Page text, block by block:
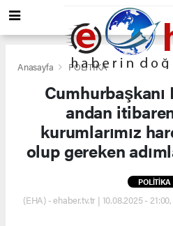
Anasayfa POLİTİKA
andan
kurumlarımız
olup gereken
POLİTİKA
(EHA) - ehaber.tv.tr | 10.08.2025 -